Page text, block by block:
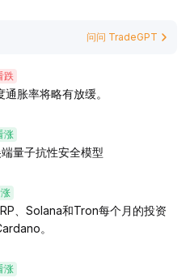
问问 TradeGPT
跌
胀率将略有放缓。
涨
量子抗性安全模型
、Solana和Tron每个月的投资
。
涨